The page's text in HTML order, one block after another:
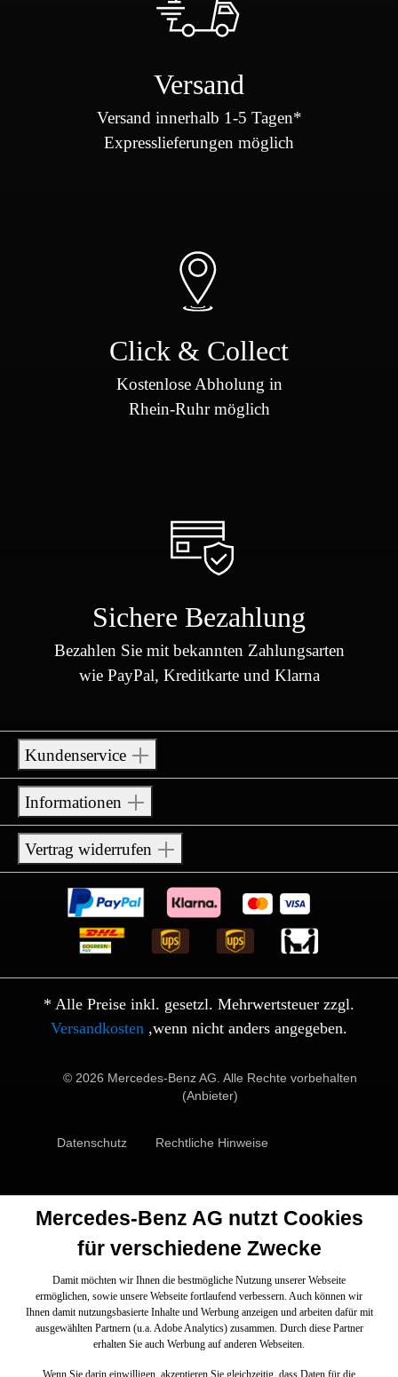
Versand
Versand innerhalb 1-5 Tagen*
Expresslieferungen möglich
Click & Collect
Kostenlose Abholung in
Rhein-Ruhr möglich
Sichere Bezahlung
Bezahlen Sie mit bekannten Zahlungsarten
wie PayPal, Kreditkarte und Klarna
Kundenservice
Informationen
Vertrag widerrufen
* Alle Preise inkl. gesetzl. Mehrwertsteuer zzgl.
Versandkosten ,wenn nicht anders angegeben.
© 2026 Mercedes-Benz AG. Alle Rechte vorbehalten
(Anbieter)
Datenschutz Rechtliche Hinweise
Mercedes-Benz AG nutzt Cookies
für verschiedene Zwecke
Damit möchten wir Ihnen die bestmögliche Nutzung unserer Webseite
ermöglichen, sowie unsere Webseite fortlaufend verbessern. Auch können wir
Ihnen damit nutzungsbasierte Inhalte und Werbung anzeigen und arbeiten dafür mit
ausgewählten Partnern (u.a. Adobe Analytics) zusammen. Durch diese Partner
erhalten Sie auch Werbung auf anderen Webseiten.
Wenn Sie darin einwilligen, akzeptieren Sie gleichzeitig, dass Daten für die